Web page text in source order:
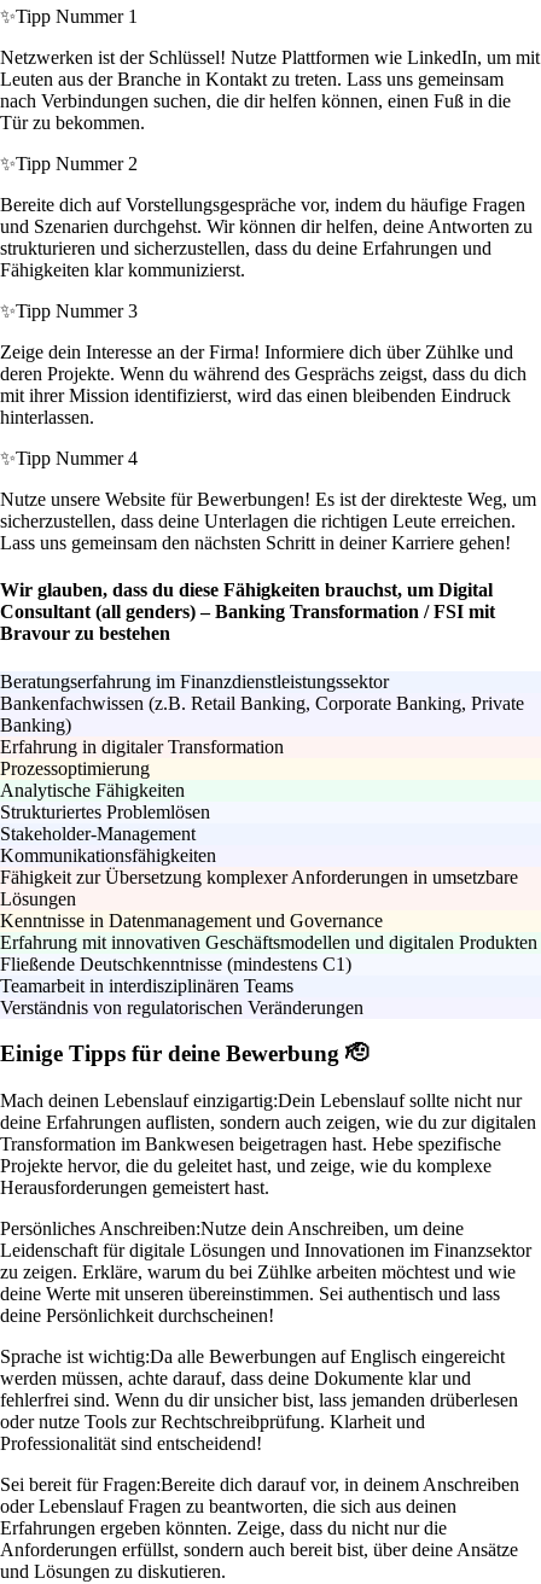
✨Tipp Nummer 1
Netzwerken ist der Schlüssel! Nutze Plattformen wie LinkedIn, um mit
Leuten aus der Branche in Kontakt zu treten. Lass uns gemeinsam
nach Verbindungen suchen, die dir helfen können, einen Fuß in die
Tür zu bekommen.
✨Tipp Nummer 2
Bereite dich auf Vorstellungsgespräche vor, indem du häufige Fragen
und Szenarien durchgehst. Wir können dir helfen, deine Antworten zu
strukturieren und sicherzustellen, dass du deine Erfahrungen und
Fähigkeiten klar kommunizierst.
✨Tipp Nummer 3
Zeige dein Interesse an der Firma! Informiere dich über Zühlke und
deren Projekte. Wenn du während des Gesprächs zeigst, dass du dich
mit ihrer Mission identifizierst, wird das einen bleibenden Eindruck
hinterlassen.
✨Tipp Nummer 4
Nutze unsere Website für Bewerbungen! Es ist der direkteste Weg, um
sicherzustellen, dass deine Unterlagen die richtigen Leute erreichen.
Lass uns gemeinsam den nächsten Schritt in deiner Karriere gehen!
Wir glauben, dass du diese Fähigkeiten brauchst, um Digital
Consultant (all genders) – Banking Transformation / FSI mit
Bravour zu bestehen
Beratungserfahrung im Finanzdienstleistungssektor
Bankenfachwissen (z.B. Retail Banking, Corporate Banking, Private
Banking)
Erfahrung in digitaler Transformation
Prozessoptimierung
Analytische Fähigkeiten
Strukturiertes Problemlösen
Stakeholder-Management
Kommunikationsfähigkeiten
Fähigkeit zur Übersetzung komplexer Anforderungen in umsetzbare
Lösungen
Kenntnisse in Datenmanagement und Governance
Erfahrung mit innovativen Geschäftsmodellen und digitalen Produkten
Fließende Deutschkenntnisse (mindestens C1)
Teamarbeit in interdisziplinären Teams
Verständnis von regulatorischen Veränderungen
Einige Tipps für deine Bewerbung 🫡
Mach deinen Lebenslauf einzigartig:Dein Lebenslauf sollte nicht nur
deine Erfahrungen auflisten, sondern auch zeigen, wie du zur digitalen
Transformation im Bankwesen beigetragen hast. Hebe spezifische
Projekte hervor, die du geleitet hast, und zeige, wie du komplexe
Herausforderungen gemeistert hast.
Persönliches Anschreiben:Nutze dein Anschreiben, um deine
Leidenschaft für digitale Lösungen und Innovationen im Finanzsektor
zu zeigen. Erkläre, warum du bei Zühlke arbeiten möchtest und wie
deine Werte mit unseren übereinstimmen. Sei authentisch und lass
deine Persönlichkeit durchscheinen!
Sprache ist wichtig:Da alle Bewerbungen auf Englisch eingereicht
werden müssen, achte darauf, dass deine Dokumente klar und
fehlerfrei sind. Wenn du dir unsicher bist, lass jemanden drüberlesen
oder nutze Tools zur Rechtschreibprüfung. Klarheit und
Professionalität sind entscheidend!
Sei bereit für Fragen:Bereite dich darauf vor, in deinem Anschreiben
oder Lebenslauf Fragen zu beantworten, die sich aus deinen
Erfahrungen ergeben könnten. Zeige, dass du nicht nur die
Anforderungen erfüllst, sondern auch bereit bist, über deine Ansätze
und Lösungen zu diskutieren.